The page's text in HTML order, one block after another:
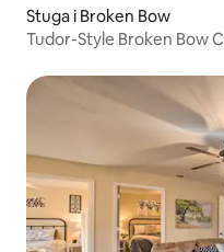
Stuga i Broken Bow
Tudor-Style Broken Bow